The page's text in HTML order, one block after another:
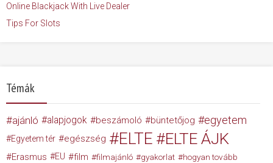
Online Blackjack With Live Dealer
Tips For Slots
Témák
ajánló alapjogok beszámoló büntetőjog egyetem
Egyetem tér egészség ELTE ELTE ÁJK
Erasmus EU film filmajánló gyakorlat hogyan tovább